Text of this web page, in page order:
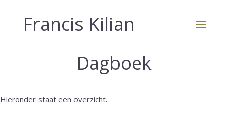
Francis Kilian
Dagboek
Hieronder staat een overzicht.